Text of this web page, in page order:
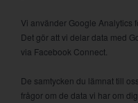
Vi använder Google Analytics
Det gör att vi delar data med
via Facebook Connect.
De samtycken du lämnat till
frågor om de data vi har om